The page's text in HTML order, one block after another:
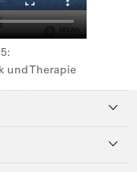
und Therapie